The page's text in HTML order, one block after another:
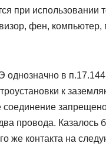
при использовании
фен, компьютер,
однозначно в
к
соединение
провода. Казалось
же контакта на